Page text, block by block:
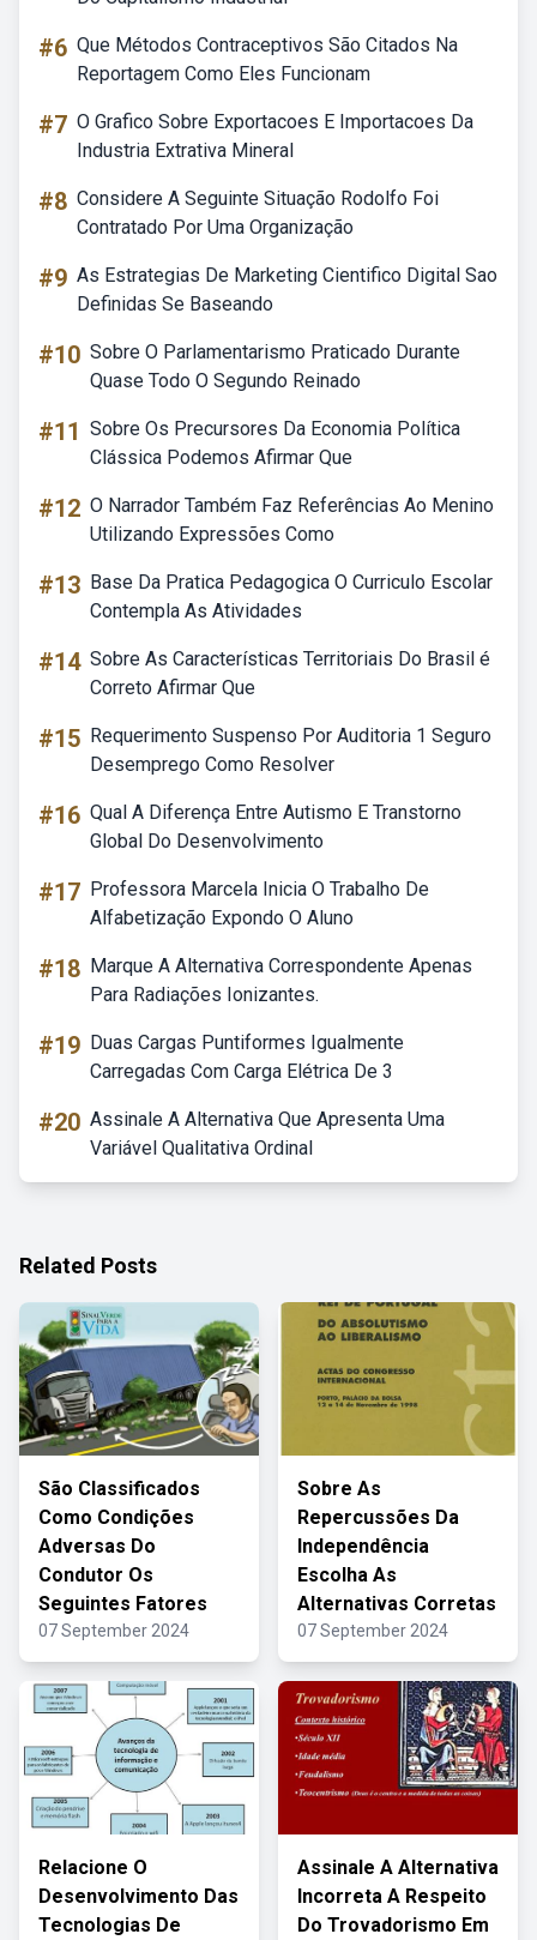
#6 Que Métodos Contraceptivos São Citados Na
Reportagem Como Eles Funcionam
#7 O Grafico Sobre Exportacoes E Importacoes Da
Industria Extrativa Mineral
#8 Considere A Seguinte Situação Rodolfo Foi
Contratado Por Uma Organização
#9 As Estrategias De Marketing Cientifico Digital Sao
Definidas Se Baseando
#10 Sobre O Parlamentarismo Praticado Durante
Quase Todo O Segundo Reinado
#11 Sobre Os Precursores Da Economia Política
Clássica Podemos Afirmar Que
#12 O Narrador Também Faz Referências Ao Menino
Utilizando Expressões Como
#13 Base Da Pratica Pedagogica O Curriculo Escolar
Contempla As Atividades
#14 Sobre As Características Territoriais Do Brasil é
Correto Afirmar Que
#15 Requerimento Suspenso Por Auditoria 1 Seguro
Desemprego Como Resolver
#16 Qual A Diferença Entre Autismo E Transtorno
Global Do Desenvolvimento
#17 Professora Marcela Inicia O Trabalho De
Alfabetização Expondo O Aluno
#18 Marque A Alternativa Correspondente Apenas
Para Radiações Ionizantes.
#19 Duas Cargas Puntiformes Igualmente
Carregadas Com Carga Elétrica De 3
#20 Assinale A Alternativa Que Apresenta Uma
Variável Qualitativa Ordinal
Related Posts
São Classificados
Como Condições
Adversas Do
Condutor Os
Seguintes Fatores
07 September 2024
Sobre As
Repercussões Da
Independência
Escolha As
Alternativas Corretas
07 September 2024
Relacione O
Desenvolvimento Das
Tecnologias De
Assinale A Alternativa
Incorreta A Respeito
Do Trovadorismo Em